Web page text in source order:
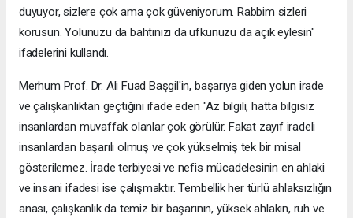
duyuyor, sizlere çok ama çok güveniyorum. Rabbim sizleri
korusun. Yolunuzu da bahtınızı da ufkunuzu da açık eylesin"
ifadelerini kullandı.
Merhum Prof. Dr. Ali Fuad Başgil'in, başarıya giden yolun irade
ve çalışkanlıktan geçtiğini ifade eden "Az bilgili, hatta bilgisiz
insanlardan muvaffak olanlar çok görülür. Fakat zayıf iradeli
insanlardan başarılı olmuş ve çok yükselmiş tek bir misal
gösterilemez. İrade terbiyesi ve nefis mücadelesinin en ahlaki
ve insani ifadesi ise çalışmaktır. Tembellik her türlü ahlaksızlığın
anası, çalışkanlık da temiz bir başarının, yüksek ahlakın, ruh ve